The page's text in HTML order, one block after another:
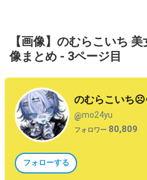
【画像】のむらこいち
像まとめ - 3ページ目
のむらこいち
@mo24yu
フォロワー 80,809
フォローする